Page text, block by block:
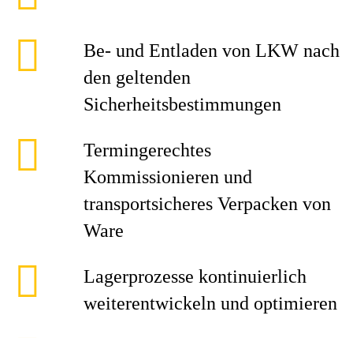
Be- und Entladen von LKW nach
den geltenden
Sicherheitsbestimmungen
Termingerechtes
Kommissionieren und
transportsicheres Verpacken von
Ware
Lagerprozesse kontinuierlich
weiterentwickeln und optimieren